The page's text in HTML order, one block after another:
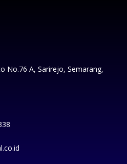
No.76 A, Sarirejo, Semarang,